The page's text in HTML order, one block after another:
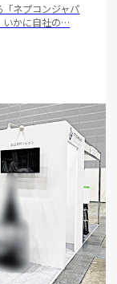
ネプコンジャパ
いかに自社の…